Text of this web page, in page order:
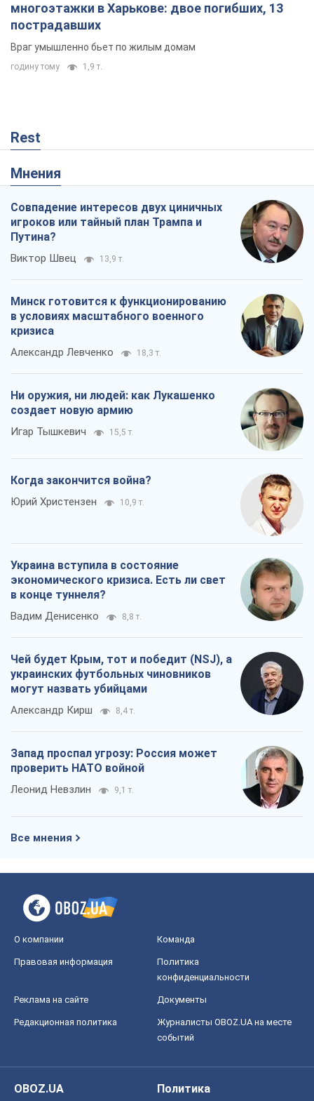
многоэтажки в Харькове: двое погибших, 13
пострадавших
Враг умышленно бьет по жилым домам
годину тому 1,9 т.
Rest
Мнения
Совпадение интересов двух циничных
игроков или тайный план Трампа и
Путина?
Виктор Швец 13,9 т.
Минск готовится к функционированию
в условиях масштабного военного
кризиса
Александр Левченко 18,3 т.
Ни оружия, ни людей: как Лукашенко
создает новую армию
Игар Тышкевич 15,5 т.
Когда закончится война?
Юрий Христензен 10,9 т.
Украина вступила в состояние
экономического кризиса. Есть ли свет
в конце туннеля?
Вадим Денисенко 8,8 т.
Чей будет Крым, тот и победит (NSJ), а
украинских футбольных чиновников
могут назвать убийцами
Александр Кирш 8,4 т.
Запад проспал угрозу: Россия может
проверить НАТО войной
Леонид Невзлин 9,1 т.
Все мнения
О компании Команда
Правовая информация
Политика
конфиденциальности
Реклама на сайте Документы
Редакционная политика
Журналисты OBOZ.UA на месте
событий
OBOZ.UA
Политика